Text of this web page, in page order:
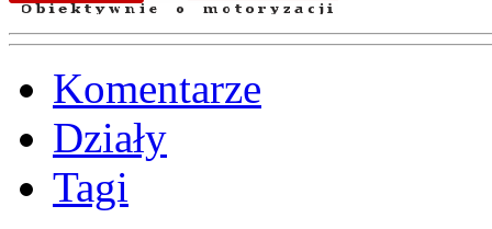
Komentarze
Działy
Tagi